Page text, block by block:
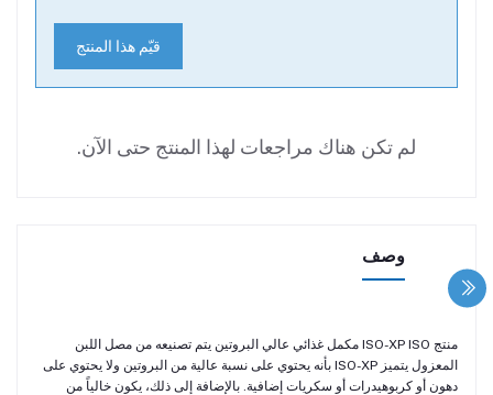
قيّم هذا المنتج
لم تكن هناك مراجعات لهذا المنتج حتى الآن.
وصف
منتج ISO-XP ISO مكمل غذائي عالي البروتين يتم تصنيعه من مصل اللبن
المعزول يتميز ISO-XP بأنه يحتوي على نسبة عالية من البروتين ولا يحتوي على
دهون أو كربوهيدرات أو سكريات إضافية. بالإضافة إلى ذلك، يكون خالياً من